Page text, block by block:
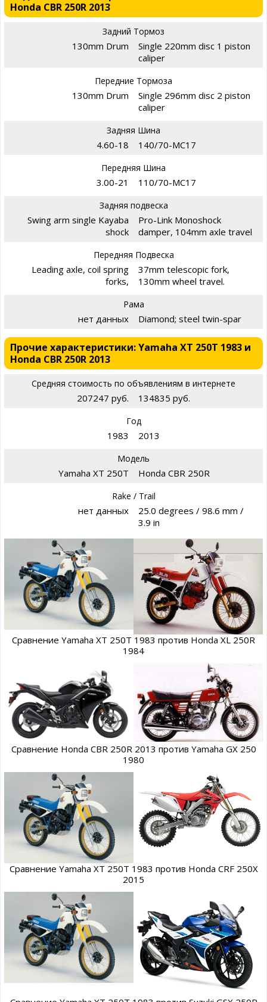
Honda CBR 250R 2013
Задний Тормоз
130mm Drum
Single 220mm disc 1 piston
caliper
Передние Тормоза
130mm Drum
Single 296mm disc 2 piston
caliper
Задняя Шина
4.60-18 140/70-MC17
Передняя Шина
3.00-21 110/70-MC17
Задняя подвеска
Swing arm single Kayaba
shock
Pro-Link Monoshock
damper, 104mm axle travel
Передняя Подвеска
Leading axle, coil spring
forks,
37mm telescopic fork,
130mm wheel travel.
Рама
нет данных Diamond; steel twin-spar
Прочие характеристики: Yamaha XT 250T 1983 и
Honda CBR 250R 2013
Средняя стоимость по объявлениям в интернете
207247 руб. 134835 руб.
Год
1983 2013
Модель
Yamaha XT 250T Honda CBR 250R
Rake / Trail
нет данных
25.0 degrees / 98.6 mm /
3.9 in
Сравнение Yamaha XT 250T 1983 против Honda XL 250R
1984
Сравнение Honda CBR 250R 2013 против Yamaha GX 250
1980
Сравнение Yamaha XT 250T 1983 против Honda CRF 250X
2015